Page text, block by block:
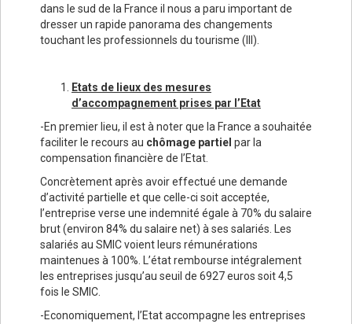
dans le sud de la France il nous a paru important de
dresser un rapide panorama des changements
touchant les professionnels du tourisme (III).
Etats de lieux des mesures
d’accompagnement prises par l’Etat
-En premier lieu, il est à noter que la France a souhaitée
faciliter le recours au chômage partiel par la
compensation financière de l’Etat.
Concrètement après avoir effectué une demande
d’activité partielle et que celle-ci soit acceptée,
l’entreprise verse une indemnité égale à 70% du salaire
brut (environ 84% du salaire net) à ses salariés. Les
salariés au SMIC voient leurs rémunérations
maintenues à 100%. L’état rembourse intégralement
les entreprises jusqu’au seuil de 6927 euros soit 4,5
fois le SMIC.
-Economiquement, l’Etat accompagne les entreprises